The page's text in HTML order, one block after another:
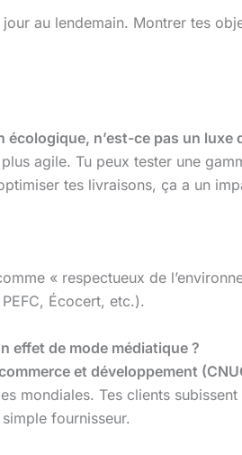
au lendemain. Montrer tes
n’est-ce pas un luxe
agile. Tu peux tester une
tes livraisons, ça a un
« respectueux de
Écocert, etc.).
effet de mode médiatique ?
et développement
mondiales. Tes clients
fournisseur.